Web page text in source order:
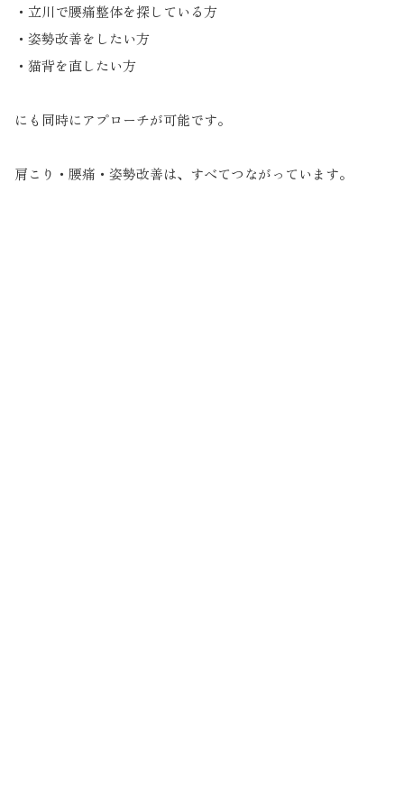
・立川で腰痛整体を探している方
・姿勢改善をしたい方
・猫背を直したい方
にも同時にアプローチが可能です。
肩こり・腰痛・姿勢改善は、すべてつながっています。